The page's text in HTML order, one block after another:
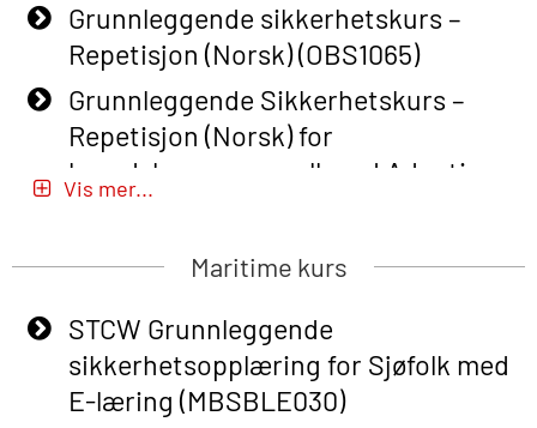
Grunnleggende sikkerhetskurs –
Repetisjon (Norsk) (OBS1065)
Grunnleggende Sikkerhetskurs –
Repetisjon (Norsk) for
beredskapspersonell med Adaptive
E-læring (OBSBLE051)
Basic Safety Training (English) – with
Basic Safety Training – Refresher
Course (English) with E-learning
(OBSBLE048)
Vis mer...
Maritime kurs
STCW Grunnleggende
sikkerhetsopplæring for Sjøfolk med
E-læring (MBSBLE030)